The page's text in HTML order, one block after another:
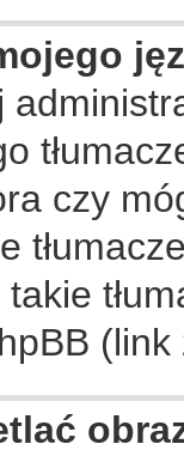
czy